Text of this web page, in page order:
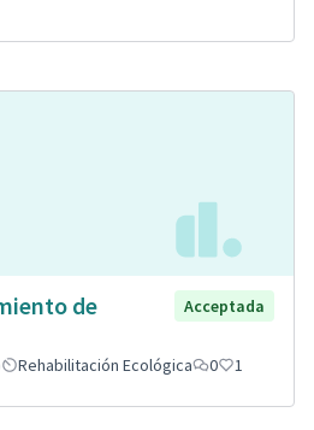
de
Acceptada
Rehabilitación Ecológica 0 1